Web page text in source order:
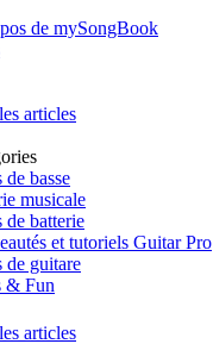
de mySongBook
articles
de basse
musicale
de batterie
et tutoriels Guitar Pro
de guitare
& Fun
articles